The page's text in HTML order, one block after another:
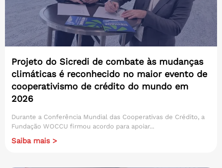
Projeto do Sicredi de combate às mudanças
climáticas é reconhecido no maior evento de
cooperativismo de crédito do mundo em
2026
Durante a Conferência Mundial das Cooperativas de Crédito, a
Fundação WOCCU firmou acordo para apoiar...
Saiba mais >